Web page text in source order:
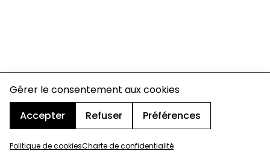
Gérer le consentement aux cookies
Accepter
Refuser Préférences
Politique de cookiesCharte de confidentialité